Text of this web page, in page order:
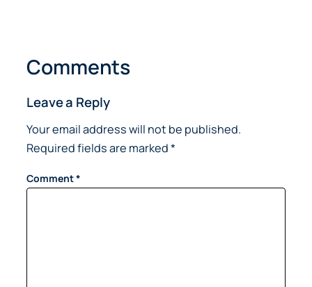
Comments
Leave a Reply
Your email address will not be published.
Required fields are marked*
Comment*